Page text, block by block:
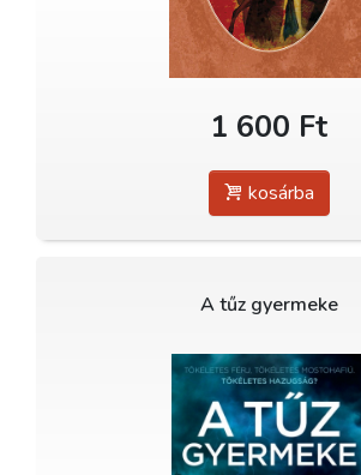
1 600 Ft
kosárba
A tűz gyermeke